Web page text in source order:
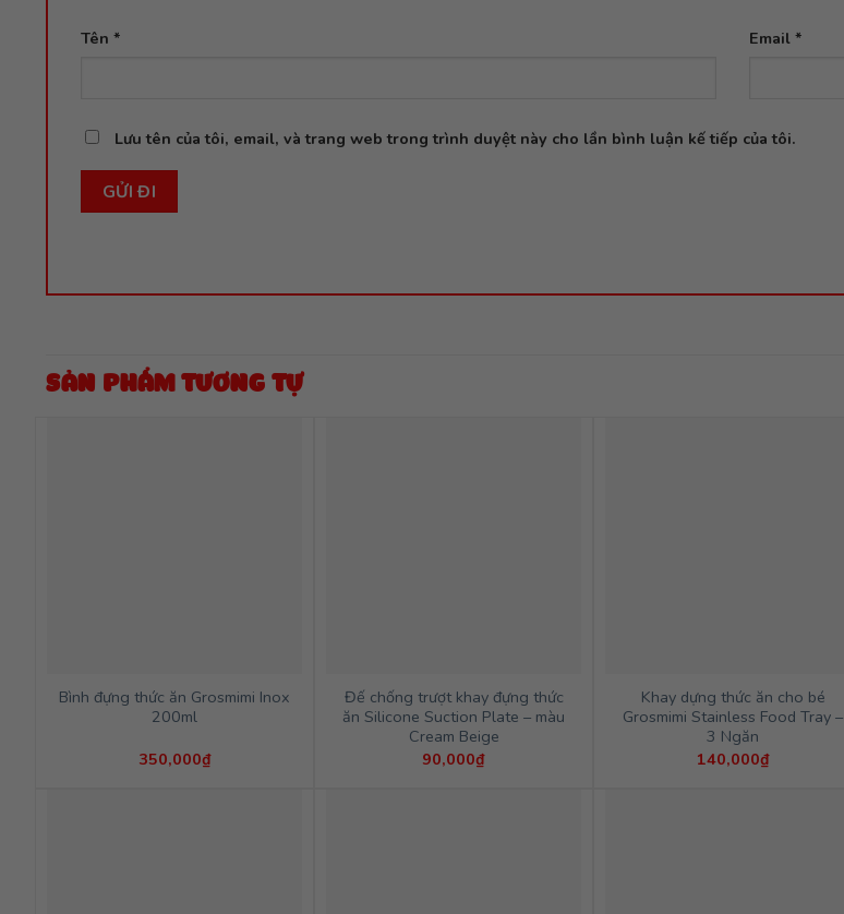
Tên * Email *
Lưu tên của tôi, email, và trang web trong trình duyệt này cho lần bình luận kế tiếp của tôi.
SẢN PHẨM TƯƠNG TỰ
Bình đựng thức ăn Grosmimi Inox
200ml
350,000₫
Đế chống trượt khay đựng thức
ăn Silicone Suction Plate – màu
Cream Beige
90,000₫
Khay dựng thức ăn cho bé
Grosmimi Stainless Food Tray –
3 Ngăn
140,000₫